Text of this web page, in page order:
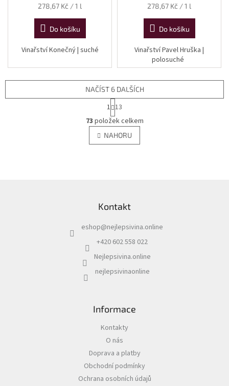
Měrná
278,67 Kč / 1 l
Do košíku
Vinařství Konečný | suché
Měrná
278,67 Kč / 1 l
Do košíku
Vinařství Pavel Hruška |
polosuché
O
v
l
á
r
v
k
y
v
ý
p
i
NAČÍST 6 DALŠÍCH
S
t
r
á
n
k
1 13
73 položek celkem
NAHORU
Kontakt
eshop@nejlepsivina.online
+420 602 558 022
Nejlepsivina.online
nejlepsivinaonline
Informace
Kontakty
O nás
Doprava a platby
Obchodní podmínky
Ochrana osobních údajů